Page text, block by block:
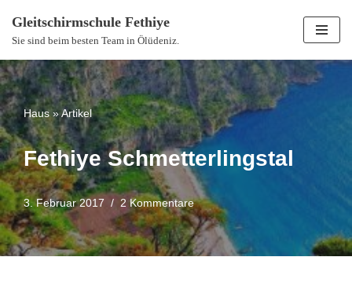
Zum
Inhalt
springen
Gleitschirmschule Fethiye
Sie sind beim besten Team in Ölüdeniz.
Haus »Artikel
Fethiye Schmetterlingstal
3. Februar 2017 2 Kommentare